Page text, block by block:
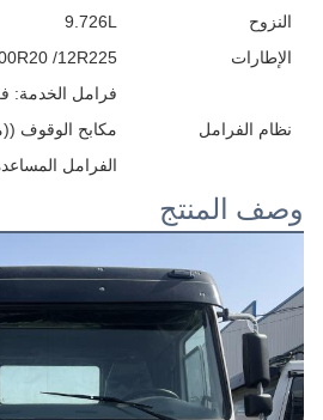
النزوح
9.726L
الإطارات
/12R225
نظام الفرامل
فرامل الخدمة:
مكابح الوقوف
الفرامل
وصف المنتج